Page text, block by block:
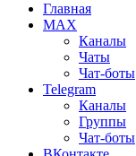
Главная
MAX
Каналы
Чаты
Чат-боты
Telegram
Каналы
Группы
Чат-боты